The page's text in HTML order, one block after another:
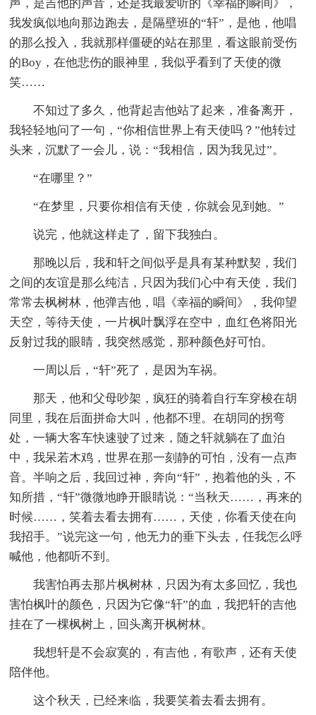
声，是吉他的声音，还是我最爱听的《幸福的瞬间》，
我发疯似地向那边跑去，是隔壁班的“轩”，是他，他唱
的那么投入，我就那样僵硬的站在那里，看这眼前受伤
的Boy，在他悲伤的眼神里，我似乎看到了天使的微
笑……
不知过了多久，他背起吉他站了起来，准备离开，
我轻轻地问了一句，“你相信世界上有天使吗？”他转过
头来，沉默了一会儿，说：“我相信，因为我见过”。
“在哪里？”
“在梦里，只要你相信有天使，你就会见到她。”
说完，他就这样走了，留下我独白。
那晚以后，我和轩之间似乎是具有某种默契，我们
之间的友谊是那么纯洁，只因为我们心中有天使，我们
常常去枫树林，他弹吉他，唱《幸福的瞬间》，我仰望
天空，等待天使，一片枫叶飘浮在空中，血红色将阳光
反射过我的眼睛，我突然感觉，那种颜色好可怕。
一周以后，“轩”死了，是因为车祸。
那天，他和父母吵架，疯狂的骑着自行车穿梭在胡
同里，我在后面拼命大叫，他都不理。在胡同的拐弯
处，一辆大客车快速驶了过来，随之轩就躺在了血泊
中，我呆若木鸡，世界在那一刻静的可怕，没有一点声
音。半响之后，我回过神，奔向“轩”，抱着他的头，不
知所措，“轩”微微地睁开眼睛说：“当秋天……，再来的
时候……，笑着去看去拥有……，天使，你看天使在向
我招手。”说完这一句，他无力的垂下头去，任我怎么呼
喊他，他都听不到。
我害怕再去那片枫树林，只因为有太多回忆，我也
害怕枫叶的颜色，只因为它像“轩”的血，我把轩的吉他
挂在了一棵枫树上，回头离开枫树林。
我想轩是不会寂寞的，有吉他，有歌声，还有天使
陪伴他。
这个秋天，已经来临，我要笑着去看去拥有。